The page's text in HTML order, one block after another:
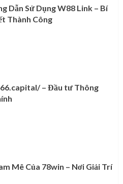
Dẫn Sử Dụng W88 Link – Bí
Thành Công
– Đầu tư Thông
Mê Của 78win – Nơi Giải Trí